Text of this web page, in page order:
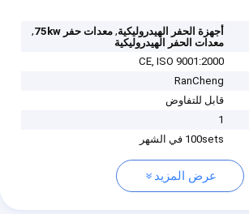
أجهزة الحفر الهيدروليكية,معدات حفر 75kw
,
معدات الحفر الهيدروليكية
CE, ISO 9001:2000
RanCheng
قابل للتفاوض
1
100sets في الشهر
عرض المزيد